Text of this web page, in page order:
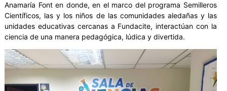
Anamaría Font en donde, en el marco del programa Semilleros
Científicos, las y los niños de las comunidades aledañas y las
unidades educativas cercanas a Fundacite, interactúan con la
ciencia de una manera pedagógica, lúdica y divertida.